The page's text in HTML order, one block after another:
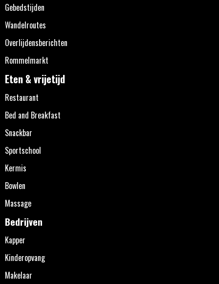
Gebedstijden
Wandelroutes
Overlijdensberichten
Rommelmarkt
Eten & vrijetijd
Restaurant
Bed and Breakfast
Snackbar
Sportschool
Kermis
Bowlen
Massage
Bedrijven
Kapper
Kinderopvang
Makelaar